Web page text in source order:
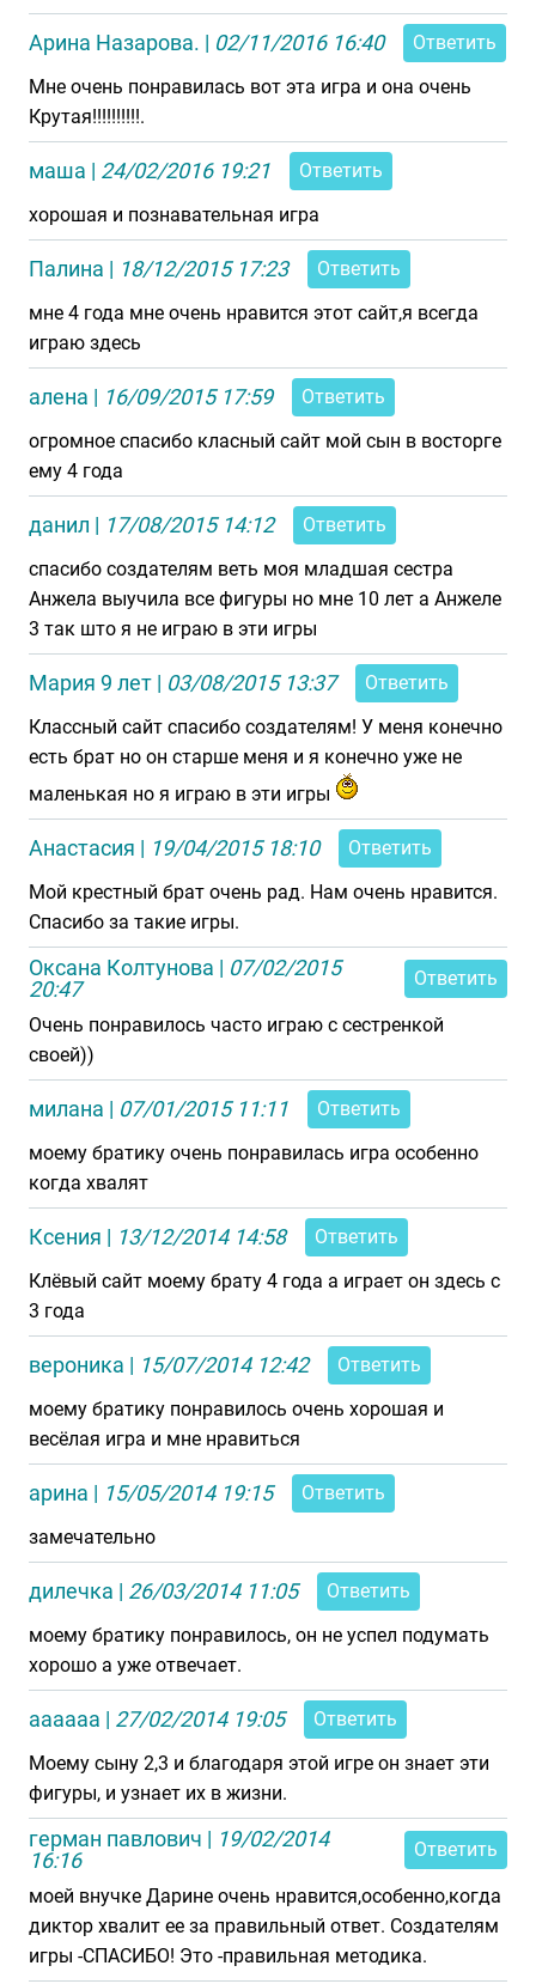
Арина Назарова. | 02/11/2016 16:40
Ответить
Мне очень понравилась вот эта игра и она очень
Крутая!!!!!!!!!!.
маша | 24/02/2016 19:21
Ответить
хорошая и познавательная игра
Палина | 18/12/2015 17:23
Ответить
мне 4 года мне очень нравится этот сайт,я всегда
играю здесь
алена | 16/09/2015 17:59
Ответить
огромное спасибо класный сайт мой сын в восторге
ему 4 года
данил | 17/08/2015 14:12
Ответить
спасибо создателям веть моя младшая сестра
Анжела выучила все фигуры но мне 10 лет а Анжеле
3 так што я не играю в эти игры
Мария 9 лет | 03/08/2015 13:37
Ответить
Классный сайт спасибо создателям! У меня конечно
есть брат но он старше меня и я конечно уже не
маленькая но я играю в эти игры
Анастасия | 19/04/2015 18:10
Ответить
Мой крестный брат очень рад. Нам очень нравится.
Спасибо за такие игры.
Оксана Колтунова | 07/02/2015
20:47
Ответить
Очень понравилось часто играю с сестренкой
своей))
милана | 07/01/2015 11:11
Ответить
моему братику очень понравилась игра особенно
когда хвалят
Ксения | 13/12/2014 14:58
Ответить
Клёвый сайт моему брату 4 года а играет он здесь с
3 года
вероника | 15/07/2014 12:42
Ответить
моему братику понравилось очень хорошая и
весёлая игра и мне нравиться
арина | 15/05/2014 19:15
Ответить
замечательно
дилечка | 26/03/2014 11:05
Ответить
моему братику понравилось, он не успел подумать
хорошо а уже отвечает.
аааааа | 27/02/2014 19:05
Ответить
Моему сыну 2,3 и благодаря этой игре он знает эти
фигуры, и узнает их в жизни.
герман павлович | 19/02/2014
16:16
Ответить
моей внучке Дарине очень нравится,особенно,когда
диктор хвалит ее за правильный ответ. Создателям
игры -СПАСИБО! Это -правильная методика.